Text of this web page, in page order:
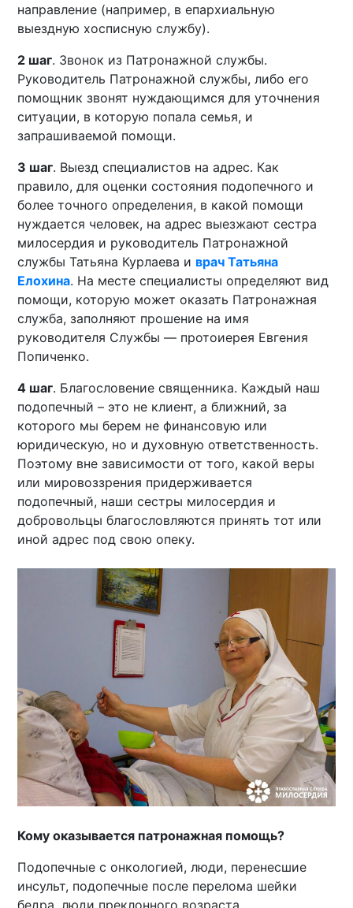
направление (например, в епархиальную
выездную хосписную службу).
2 шаг. Звонок из Патронажной службы.
Руководитель Патронажной службы, либо его
помощник звонят нуждающимся для уточнения
ситуации, в которую попала семья, и
запрашиваемой помощи.
3 шаг. Выезд специалистов на адрес. Как
правило, для оценки состояния подопечного и
более точного определения, в какой помощи
нуждается человек, на адрес выезжают сестра
милосердия и руководитель Патронажной
службы Татьяна Курлаева и врач Татьяна
Елохина. На месте специалисты определяют вид
помощи, которую может оказать Патронажная
служба, заполняют прошение на имя
руководителя Службы — протоиерея Евгения
Попиченко.
4 шаг. Благословение священника. Каждый наш
подопечный – это не клиент, а ближний, за
которого мы берем не финансовую или
юридическую, но и духовную ответственность.
Поэтому вне зависимости от того, какой веры
или мировоззрения придерживается
подопечный, наши сестры милосердия и
добровольцы благословляются принять тот или
иной адрес под свою опеку.
Кому оказывается патронажная помощь?
Подопечные с онкологией, люди, перенесшие
инсульт, подопечные после перелома шейки